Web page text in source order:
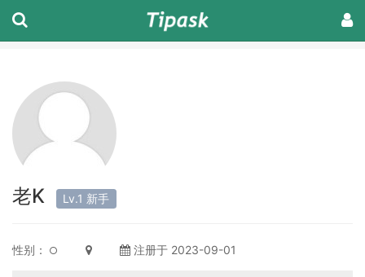
老K Lv.1 新手
性别： 注册于 2023-09-01